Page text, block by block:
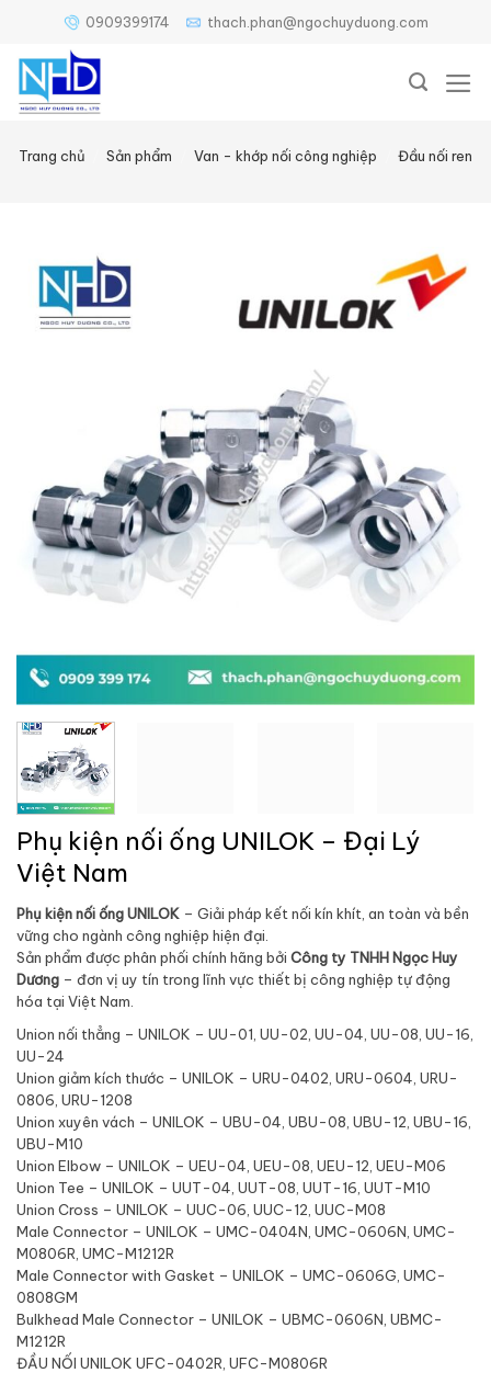
nội
dung
0909399174 thach.phan@ngochuyduong.com
Trang chủ Sản phẩm Van - khớp nối công nghiệp Đầu nối ren
Phụ kiện nối ống UNILOK – Đại Lý
Việt Nam
Phụ kiện nối ống UNILOK – Giải pháp kết nối kín khít, an toàn và bền
vững cho ngành công nghiệp hiện đại.
Sản phẩm được phân phối chính hãng bởi Công ty TNHH Ngọc Huy
Dương – đơn vị uy tín trong lĩnh vực thiết bị công nghiệp tự động
hóa tại Việt Nam.
Union nối thẳng – UNILOK – UU-01, UU-02, UU-04, UU-08, UU-16,
UU-24
Union giảm kích thước – UNILOK – URU-0402, URU-0604, URU-
0806, URU-1208
Union xuyên vách – UNILOK – UBU-04, UBU-08, UBU-12, UBU-16,
UBU-M10
Union Elbow – UNILOK – UEU-04, UEU-08, UEU-12, UEU-M06
Union Tee – UNILOK – UUT-04, UUT-08, UUT-16, UUT-M10
Union Cross – UNILOK – UUC-06, UUC-12, UUC-M08
Male Connector – UNILOK – UMC-0404N, UMC-0606N, UMC-
M0806R, UMC-M1212R
Male Connector with Gasket – UNILOK – UMC-0606G, UMC-
0808GM
Bulkhead Male Connector – UNILOK – UBMC-0606N, UBMC-
M1212R
ĐẦU NỐI UNILOK UFC-0402R, UFC-M0806R